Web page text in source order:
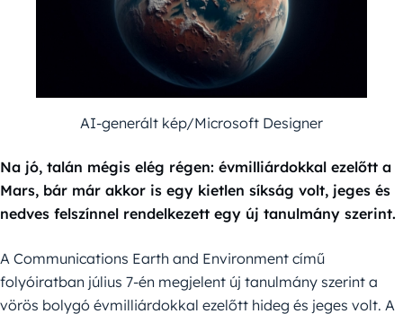
AI-generált kép/Microsoft Designer
Na jó, talán mégis elég régen: évmilliárdokkal ezelőtt a
Mars, bár már akkor is egy kietlen síkság volt, jeges és
nedves felszínnel rendelkezett egy új tanulmány szerint.
A Communications Earth and Environment című
folyóiratban július 7-én megjelent új tanulmány szerint a
vörös bolygó évmilliárdokkal ezelőtt hideg és jeges volt. A